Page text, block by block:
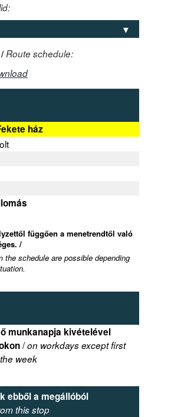
Route schedule:
ház
függően a menetrendtől való
/
the schedule are possible depending
munkanapja kivételével
/on workdays except first
week
ebből a megállóból
this stop